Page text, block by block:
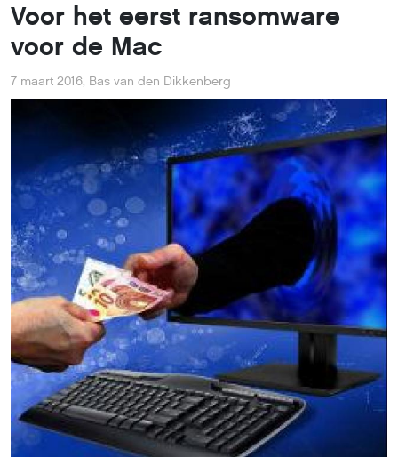
Voor het eerst ransomware
voor de Mac
7 maart 2016, Bas van den Dikkenberg